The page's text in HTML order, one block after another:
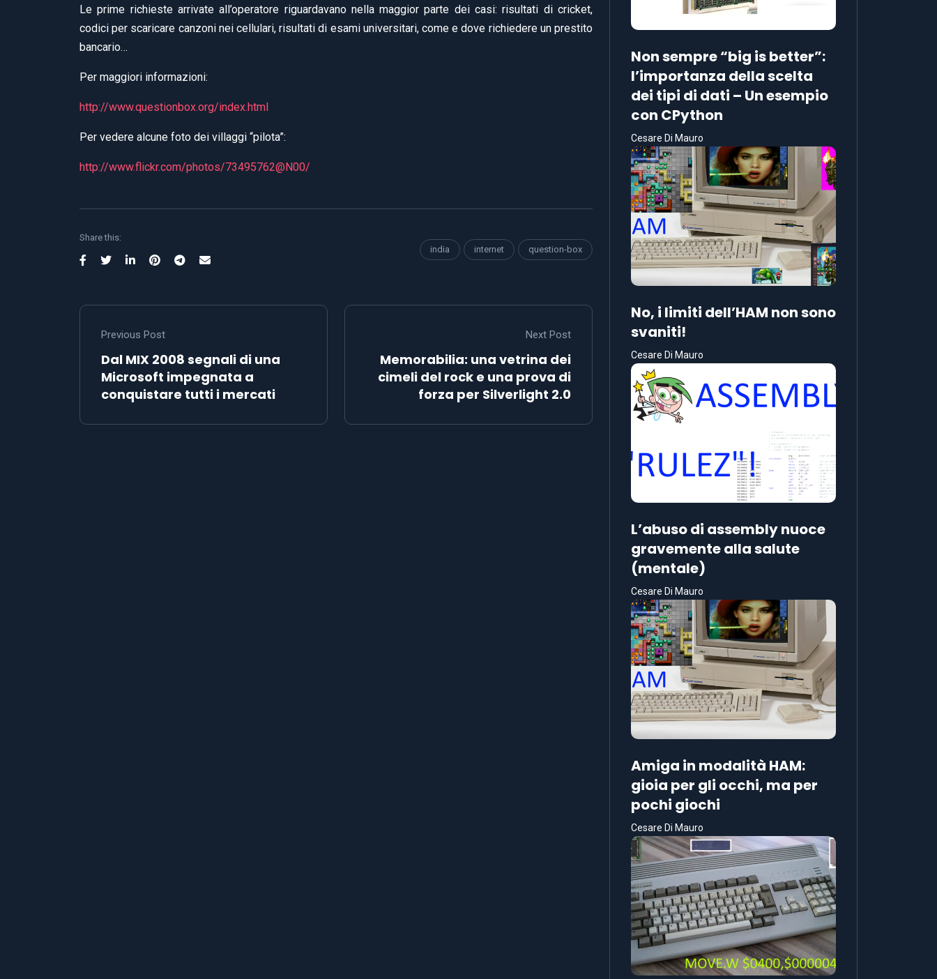
Le prime richieste arrivate all’operatore riguardavano nella maggior parte dei casi: risultati di cricket,
codici per scaricare canzoni nei cellulari, risultati di esami universitari, come e dove richiedere un prestito
bancario…
Per maggiori informazioni:
http://www.questionbox.org/index.html
Per vedere alcune foto dei villaggi “pilota”:
http://www.flickr.com/photos/73495762@N00/
Share this:
india
internet question-box
Previous Post
Dal MIX 2008 segnali di una
Microsoft impegnata a
conquistare tutti i mercati
Next Post
Memorabilia: una vetrina dei
cimeli del rock e una prova di
forza per Silverlight 2.0
Non sempre “big is better”:
l’importanza della scelta
dei tipi di dati – Un esempio
con CPython
Cesare Di Mauro
No, i limiti dell’HAM non sono
svaniti!
Cesare Di Mauro
L’abuso di assembly nuoce
gravemente alla salute
(mentale)
Cesare Di Mauro
Amiga in modalità HAM:
gioia per gli occhi, ma per
pochi giochi
Cesare Di Mauro